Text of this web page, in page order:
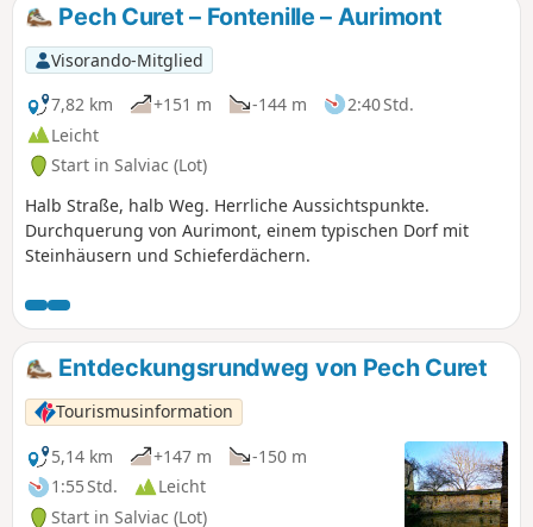
Pech Curet – Fontenille – Aurimont
Visorando-Mitglied
7,82 km
+151 m -144 m
2:40 Std.
Leicht
Start in Salviac (Lot)
Halb Straße, halb Weg. Herrliche Aussichtspunkte.
Durchquerung von Aurimont, einem typischen Dorf mit
Steinhäusern und Schieferdächern.
Entdeckungsrundweg von Pech Curet
Tourismusinformation
5,14 km
+147 m
-150 m
1:55 Std.
Leicht
Start in Salviac (Lot)